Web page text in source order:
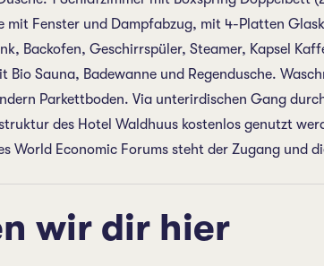
mit Fenster und Dampfabzug, mit 4-Platten
Backofen, Geschirrspüler, Steamer, Kapsel
Bio Sauna, Badewanne und Regendusche.
Parkettboden. Via unterirdischen Gang
des Hotel Waldhuus kostenlos genutzt
World Economic Forums steht der Zugang und
wir dir hier